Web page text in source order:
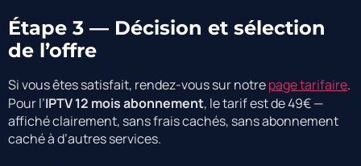
Étape 3 — Décision et sélection
de l’offre
Si vous êtes satisfait, rendez-vous sur notrepage tarifaire.
Pour l’IPTV 12 mois abonnement, le tarif est de 49€ —
affiché clairement, sans frais cachés, sans abonnement
caché à d’autres services.